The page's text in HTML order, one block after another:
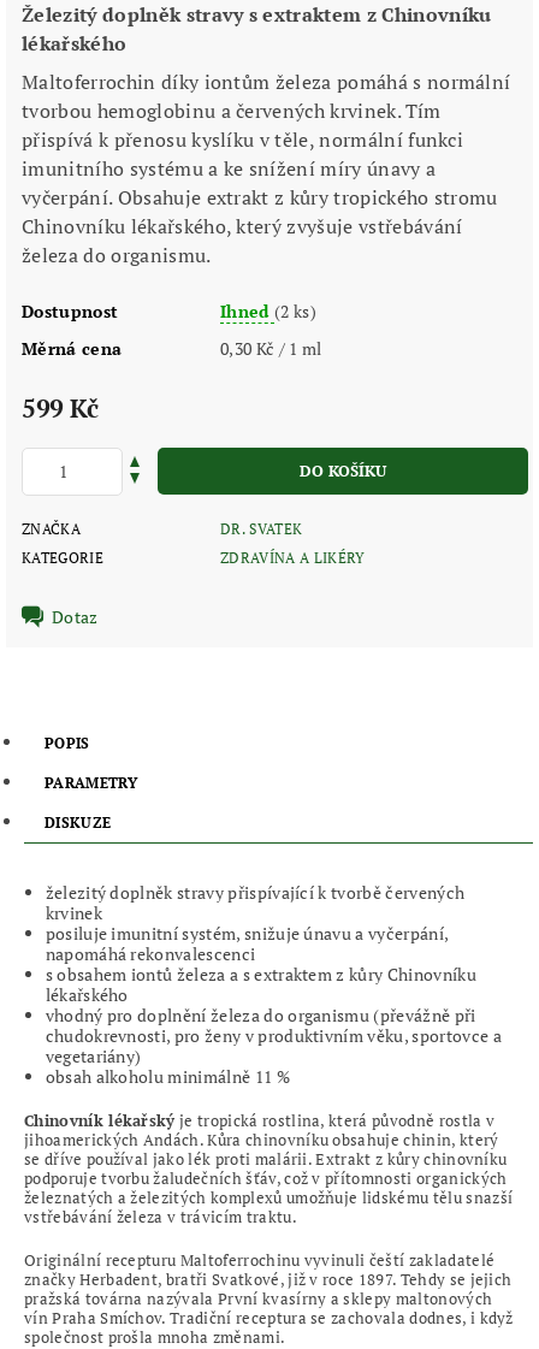
Železitý doplněk stravy s extraktem z Chinovníku
lékařského
Maltoferrochin díky iontům železa pomáhá s normální
tvorbou hemoglobinu a červených krvinek. Tím
přispívá k přenosu kyslíku v těle, normální funkci
imunitního systému a ke snížení míry únavy a
vyčerpání. Obsahuje extrakt z kůry tropického stromu
Chinovníku lékařského, který zvyšuje vstřebávání
železa do organismu.
Dostupnost Ihned(2 ks)
Měrná cena
0,30 Kč / 1 ml
599 Kč
ZNAČKA
DR. SVATEK
KATEGORIE
ZDRAVÍNA A LIKÉRY
Dotaz
POPIS
PARAMETRY
DISKUZE
železitý doplněk stravy přispívající k tvorbě červených
krvinek
posiluje imunitní systém, snižuje únavu a vyčerpání,
napomáhá rekonvalescenci
s obsahem iontů železa a s extraktem z kůry Chinovníku
lékařského
vhodný pro doplnění železa do organismu (převážně při
chudokrevnosti, pro ženy v produktivním věku, sportovce a
vegetariány)
obsah alkoholu minimálně 11 %
Chinovník lékařský je tropická rostlina, která původně rostla v
jihoamerických Andách. Kůra chinovníku obsahuje chinin, který
se dříve používal jako lék proti malárii. Extrakt z kůry chinovníku
podporuje tvorbu žaludečních šťáv, což v přítomnosti organických
železnatých a železitých komplexů umožňuje lidskému tělu snazší
vstřebávání železa v trávicím traktu.
Originální recepturu Maltoferrochinu vyvinuli čeští zakladatelé
značky Herbadent, bratři Svatkové, již v roce 1897. Tehdy se jejich
pražská továrna nazývala První kvasírny a sklepy maltonových
vín Praha Smíchov. Tradiční receptura se zachovala dodnes, i když
společnost prošla mnoha změnami.